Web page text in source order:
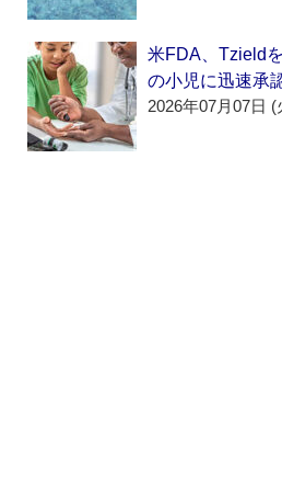
米FDA、Tzield
の小児に迅速承
2026年07月07日 (